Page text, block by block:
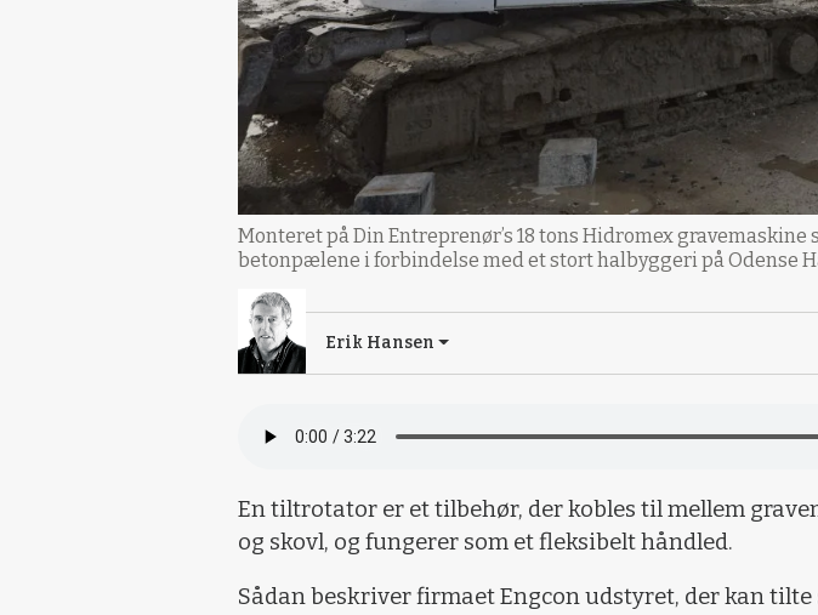
Monteret på Din Entreprenør’s 18 tons Hidromex
betonpælene i forbindelse med et stort halbyggeri på Odense
Erik Hansen
En tiltrotator er et tilbehør, der kobles til mellem
og skovl, og fungerer som et fleksibelt håndled.
Sådan beskriver firmaet Engcon udstyret, der kan tilte